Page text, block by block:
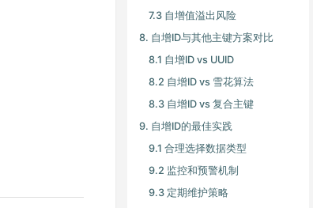
7.3 自增值溢出风险
8. 自增ID与其他主键方案对比
8.1 自增ID vs UUID
8.2 自增ID vs 雪花算法
8.3 自增ID vs 复合主键
9. 自增ID的最佳实践
9.1 合理选择数据类型
9.2 监控和预警机制
9.3 定期维护策略